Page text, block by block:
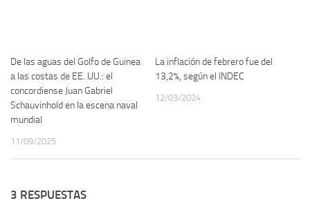
De las aguas del Golfo de Guinea
a las costas de EE. UU.: el
concordiense Juan Gabriel
Schauvinhold en la escena naval
mundial
11/09/2025
La inflación de febrero fue del
13,2%, según el INDEC
12/03/2024
3 RESPUESTAS